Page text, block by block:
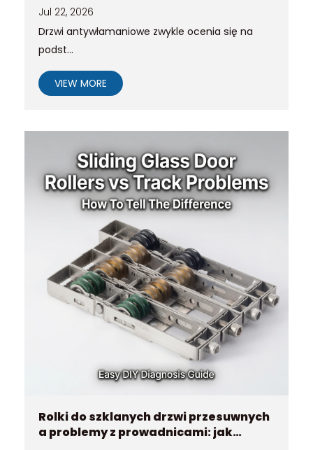
wejściowych
Jul 22, 2026
Drzwi antywłamaniowe zwykle ocenia się na
podst...
VIEW MORE
Rolki do szklanych drzwi przesuwnych
a problemy z prowadnicami: jak